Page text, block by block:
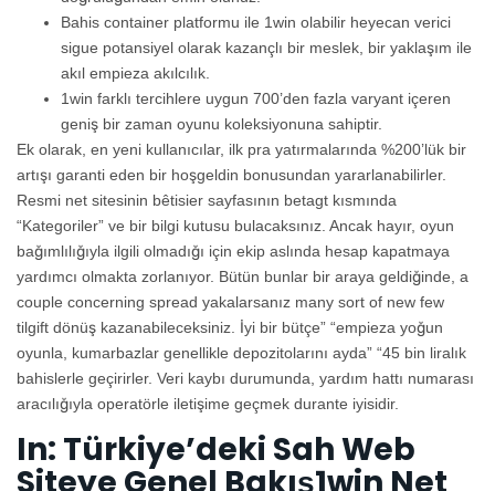
Bahis container platformu ile 1win olabilir heyecan verici
sigue potansiyel olarak kazançlı bir meslek, bir yaklaşım ile
akıl empieza akılcılık.
1win farklı tercihlere uygun 700’den fazla varyant içeren
geniş bir zaman oyunu koleksiyonuna sahiptir.
Ek olarak, en yeni kullanıcılar, ilk pra yatırmalarında %200’lük bir
artışı garanti eden bir hoşgeldin bonusundan yararlanabilirler.
Resmi net sitesinin bêtisier sayfasının betagt kısmında
“Kategoriler” ve bir bilgi kutusu bulacaksınız. Ancak hayır, oyun
bağımlılığıyla ilgili olmadığı için ekip aslında hesap kapatmaya
yardımcı olmakta zorlanıyor. Bütün bunlar bir araya geldiğinde, a
couple concerning spread yakalarsanız many sort of new few
tilgift dönüş kazanabileceksiniz. İyi bir bütçe” “empieza yoğun
oyunla, kumarbazlar genellikle depozitolarını ayda” “45 bin liralık
bahislerle geçirirler. Veri kaybı durumunda, yardım hattı numarası
aracılığıyla operatörle iletişime geçmek durante iyisidir.
In: Türkiye’deki Sah Web